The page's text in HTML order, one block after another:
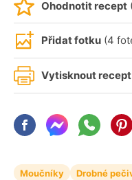
Ohodnotit recept
Přidat fotku (4
Vytisknout recept
Moučníky Drobné